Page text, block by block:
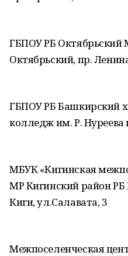
ГБПОУ РБ
Октябрьский, пр.
ГБПОУ РБ Башкирский
колледж им. Р. Нуреева
МБУК «Кигинская
МР Кигинский район РБ
Киги, ул.Салавата, 3
Межпоселенческая